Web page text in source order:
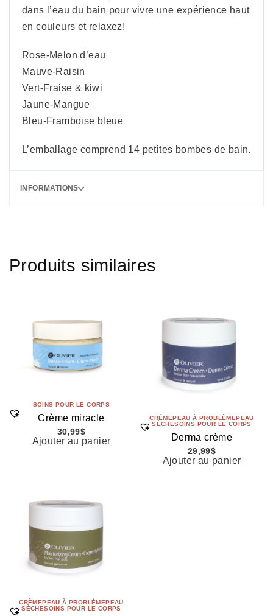
dans l’eau du bain pour vivre une expérience haut
en couleurs et relaxez!
Rose-Melon d’eau
Mauve-Raisin
Vert-Fraise & kiwi
Jaune-Mangue
Bleu-Framboise bleue
L’emballage comprend 14 petites bombes de bain.
INFORMATIONS
Produits similaires
SOINS POUR LE CORPS
Crème miracle
30,99$
Ajouter au panier
CRÈMEPEAU À PROBLÈMEPEAU
SÈCHESOINS POUR LE CORPS
Derma crème
29,99$
Ajouter au panier
CRÈMEPEAU À PROBLÈMEPEAU
SÈCHESOINS POUR LE CORPS